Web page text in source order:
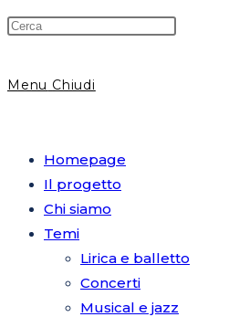
Menu Chiudi
Homepage
Il progetto
Chi siamo
Temi
Lirica e balletto
Concerti
Musical e jazz